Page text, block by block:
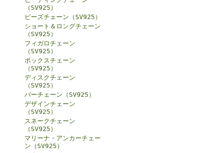
（SV925）
ビーズチェーン（SV925）
ショート＆ロングチェーン
（SV925）
フィガロチェーン
（SV925）
ボックスチェーン
（SV925）
ディスクチェーン
（SV925）
バーチェーン（SV925）
デザインチェーン
（SV925）
スネークチェーン
（SV925）
マリーナ・アンカーチェー
ン（SV925）